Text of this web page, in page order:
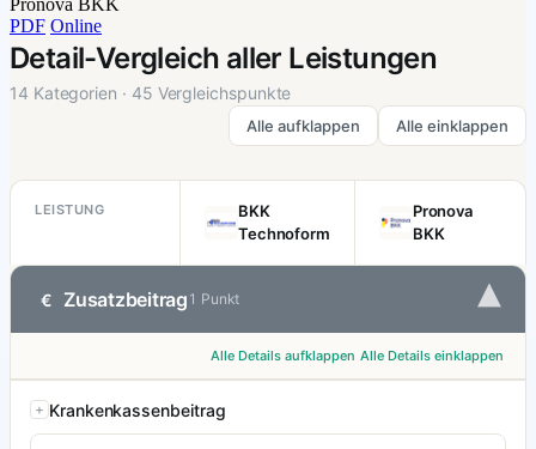
Pronova BKK
PDF Online
Detail-Vergleich aller Leistungen
14 Kategorien · 45 Vergleichspunkte
Alle aufklappen Alle einklappen
LEISTUNG
BKK
Technoform
Pronova
BKK
€ Zusatzbeitrag 1 Punkt ▾
Alle Details aufklappen Alle Details einklappen
Krankenkassenbeitrag